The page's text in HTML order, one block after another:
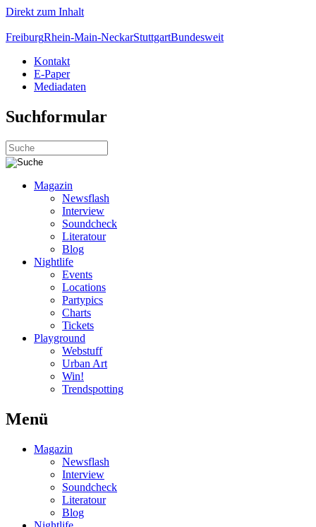
Direkt zum Inhalt
FreiburgRhein-Main-NeckarStuttgartBundesweit
Kontakt
E-Paper
Mediadaten
Suchformular
Magazin
Newsflash
Interview
Soundcheck
Literatour
Blog
Nightlife
Events
Locations
Partypics
Charts
Tickets
Playground
Webstuff
Urban Art
Win!
Trendspotting
Menü
Magazin
Newsflash
Interview
Soundcheck
Literatour
Blog